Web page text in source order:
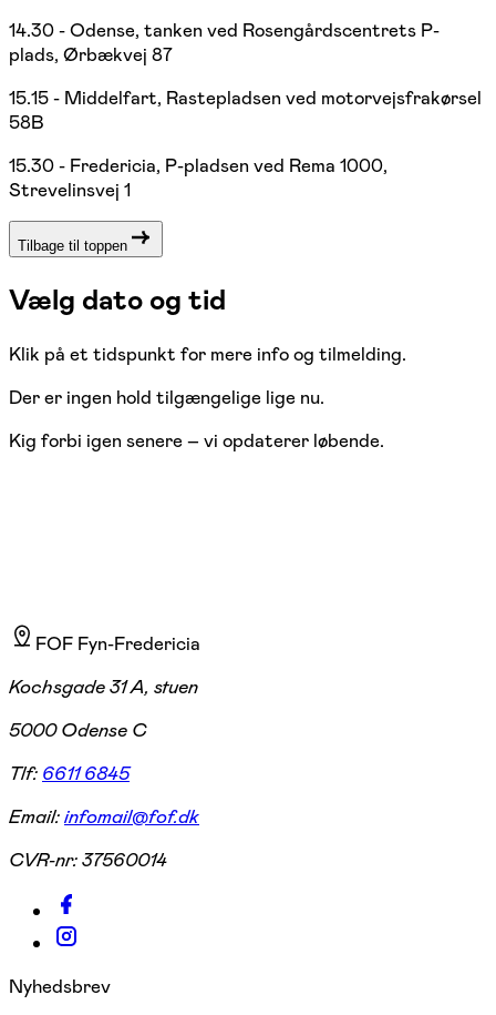
14.30 - Odense, tanken ved Rosengårdscentrets P-
plads, Ørbækvej 87
15.15 - Middelfart, Rastepladsen ved motorvejsfrakørsel
58B
15.30 - Fredericia, P-pladsen ved Rema 1000,
Strevelinsvej 1
Tilbage til toppen
Vælg dato og tid
Klik på et tidspunkt for mere info og tilmelding.
Der er ingen hold tilgængelige lige nu.
Kig forbi igen senere – vi opdaterer løbende.
FOF Fyn-Fredericia
Kochsgade 31 A, stuen
5000 Odense C
Tlf: 6611 6845
Email:infomail@fof.dk
CVR-nr:37560014
Nyhedsbrev